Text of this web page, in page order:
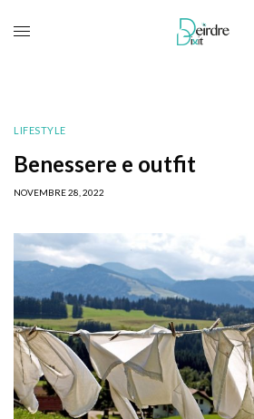
LIFESTYLE
Benessere e outfit
NOVEMBRE 28, 2022